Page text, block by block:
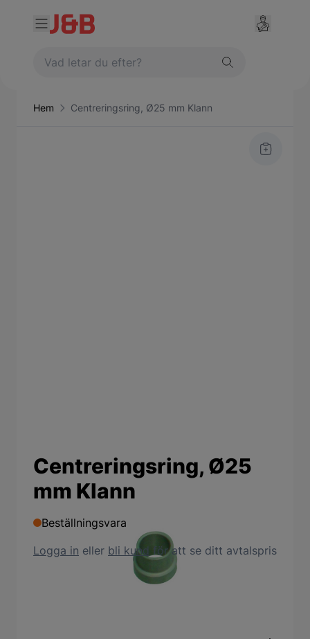
Hem Centreringsring, Ø25 mm Klann
Centreringsring, Ø25
mm Klann
Beställningsvara
Logga in eller bli kund för att se ditt avtalspris